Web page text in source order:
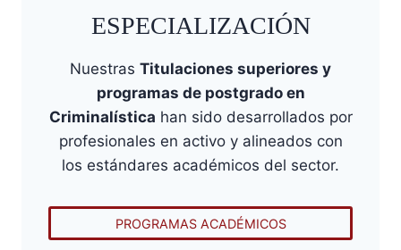
ESPECIALIZACIÓN
Nuestras Titulaciones superiores y
programas de postgrado en
Criminalística han sido desarrollados por
profesionales en activo y alineados con
los estándares académicos del sector.
PROGRAMAS ACADÉMICOS